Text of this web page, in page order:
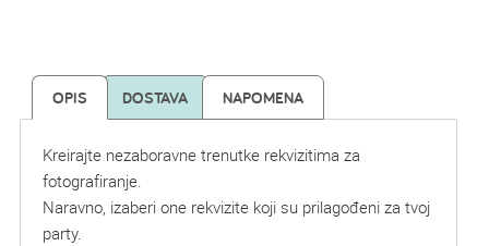
OPIS DOSTAVA NAPOMENA
Kreirajte nezaboravne trenutke rekvizitima za
fotografiranje.
Naravno, izaberi one rekvizite koji su prilagođeni za tvoj
party.